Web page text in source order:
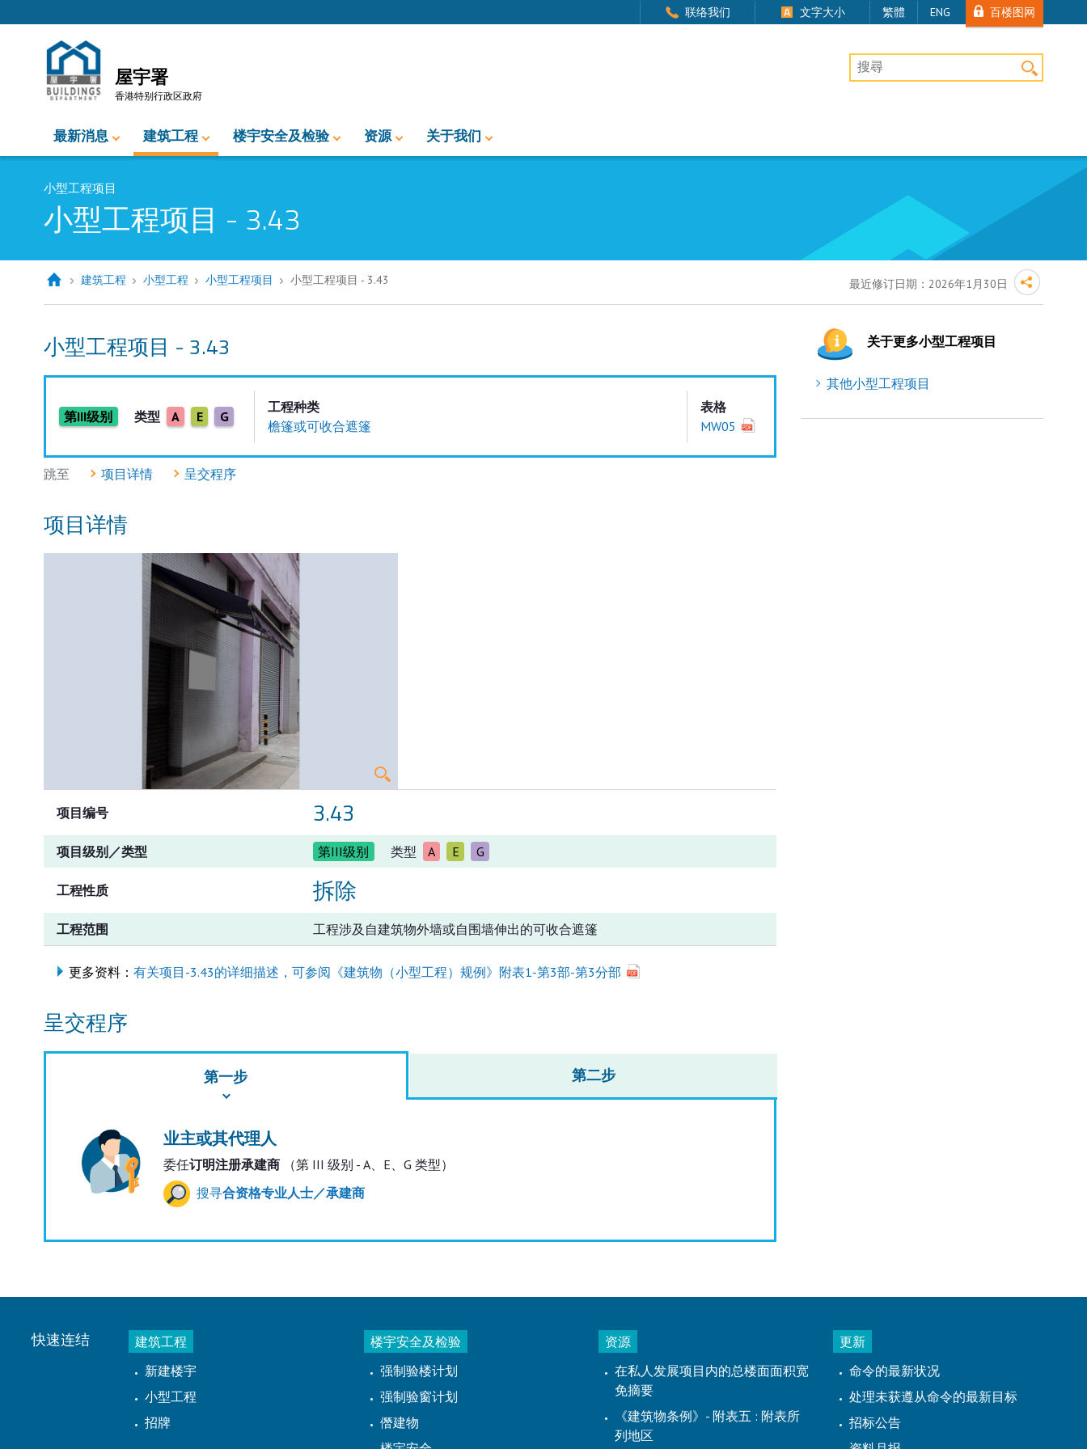
联络我们 文字大小 繁體 ENG 百楼图网
屋宇署
香港特别行政区政府
桌上版网站搜寻
最新消息 建筑工程 楼宇安全及检验 资源 关于我们
小型工程项目
小型工程项目 - 3.43
建筑工程 小型工程 小型工程项目 小型工程项目 - 3.43 最近修订日期：2026年1月30日
小型工程项目 - 3.43
第III级别 类型 A E G
工程种类
檐篷或可收合遮篷
表格
MW05
跳至 项目详情 呈交程序
项目详情
项目编号 3.43
项目级别／类型 第III级别 类型 A E G
工程性质 拆除
工程范围 工程涉及自建筑物外墙或自围墙伸出的可收合遮篷
更多资料： 有关项目-3.43的详细描述，可参阅《建筑物（小型工程）规例》附表1-第3部-第3分部
呈交程序
第一步 第二步
业主或其代理人
委任订明注册承建商（第 III 级别 - A、E、G 类型）
搜寻合资格专业人士／承建商
关于更多小型工程项目
其他小型工程项目
快速连结
建筑工程
新建楼宇
小型工程
招牌
楼宇安全及检验
强制验楼计划
强制验窗计划
僭建物
资源
在私人发展项目内的总楼面面积宽
免摘要
《建筑物条例》- 附表五 : 附表所
列地区
更新
命令的最新状况
处理未获遵从命令的最新目标
招标公告